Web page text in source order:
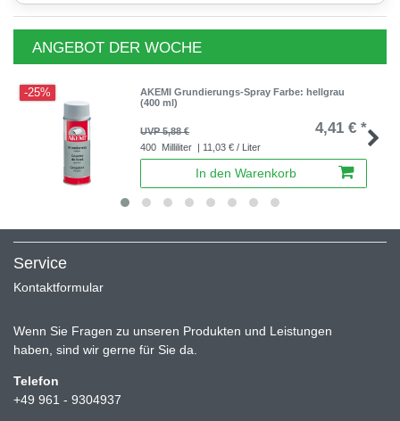
ANGEBOT DER WOCHE
-25%
AKEMI Grundierungs-Spray Farbe: hellgrau
(400 ml)
UVP 5,88 € 4,41 € *
400 Milliliter | 11,03 € / Liter
In den Warenkorb
Service
Kontaktformular
Wenn Sie Fragen zu unseren Produkten und Leistungen
haben, sind wir gerne für Sie da.
Telefon
+49 961 - 9304937